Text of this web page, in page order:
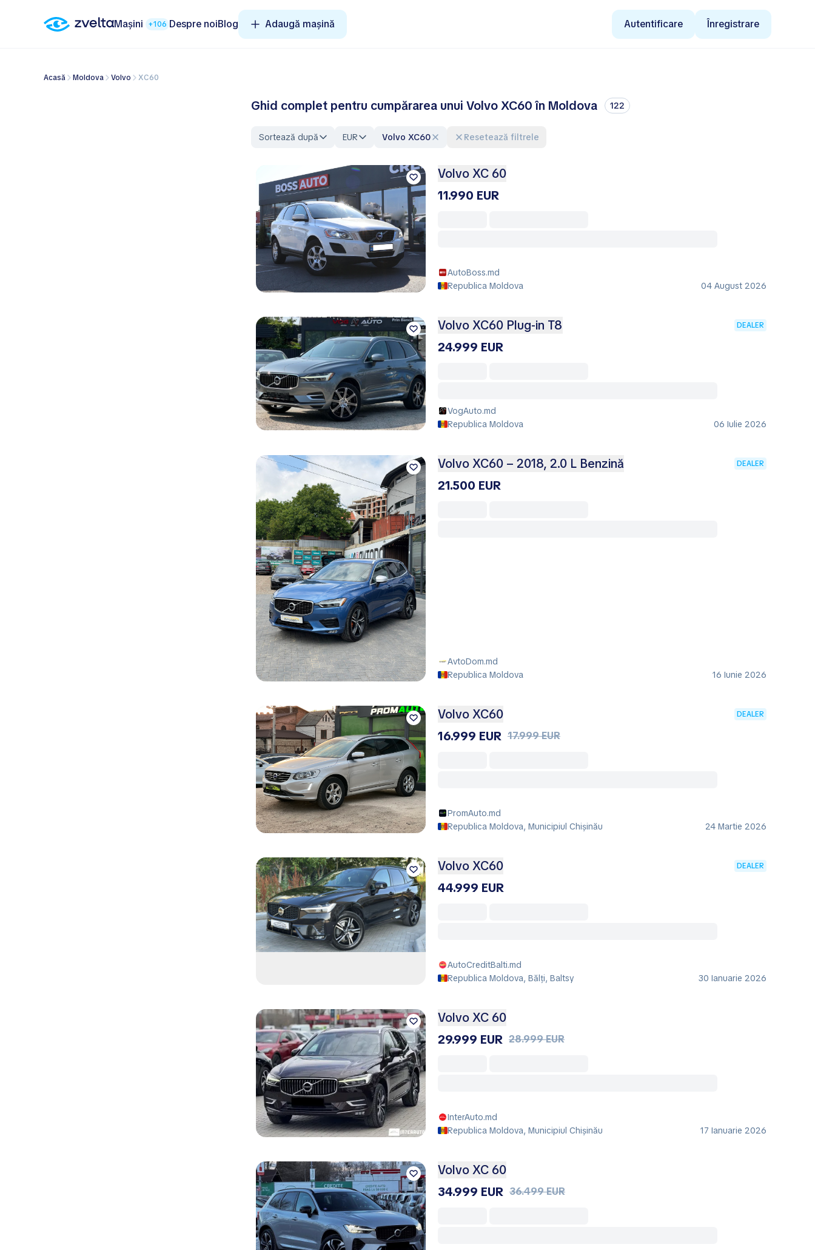
Mașini +106 Despre noiBlog Adaugă mașină Autentificare Înregistrare
Acasă Moldova Volvo XC60
Ghid complet pentru cumpărarea unui Volvo XC60 în Moldova 122
Sortează după EUR Volvo XC60 Resetează filtrele
Volvo XC 60
11.990 EUR
AutoBoss.md
Republica Moldova
04 August 2026
Volvo XC60 Plug-in T8 DEALER
24.999 EUR
VogAuto.md
Republica Moldova
06 Iulie 2026
Volvo XC60 – 2018, 2.0 L Benzină DEALER
21.500 EUR
AvtoDom.md
Republica Moldova
16 Iunie 2026
Volvo XC60 DEALER
16.999 EUR 17.999 EUR
PromAuto.md
Republica Moldova, Municipiul Chișinău
24 Martie 2026
Volvo XC60 DEALER
44.999 EUR
AutoCreditBalti.md
Republica Moldova, Bălţi, Baltsy
30 Ianuarie 2026
Volvo XC 60
29.999 EUR 28.999 EUR
InterAuto.md
Republica Moldova, Municipiul Chișinău
17 Ianuarie 2026
Volvo XC 60
34.999 EUR 36.499 EUR